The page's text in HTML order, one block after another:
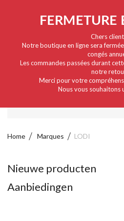
FERMETURE
Chers
Notre boutique en ligne sera
congés
Les commandes passées durant
notre
Merci pour votre
Nous vous souhaitons
Home Marques LODI
Nieuwe producten
Aanbiedingen